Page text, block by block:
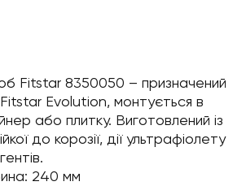
Fitstar 8350050 – призначений
Fitstar Evolution, монтується в
або плитку. Виготовлений із
до корозії, дії ультрафіолету
240 мм